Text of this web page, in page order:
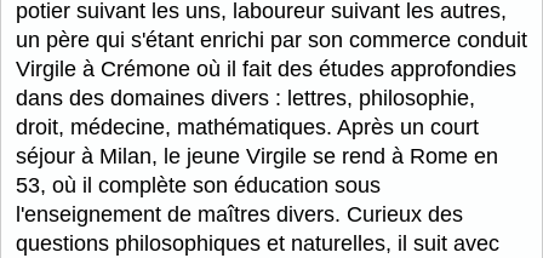
potier suivant les uns, laboureur suivant les autres,
un père qui s'étant enrichi par son commerce conduit
Virgile à Crémone où il fait des études approfondies
dans des domaines divers : lettres, philosophie,
droit, médecine, mathématiques. Après un court
séjour à Milan, le jeune Virgile se rend à Rome en
53, où il complète son éducation sous
l'enseignement de maîtres divers. Curieux des
questions philosophiques et naturelles, il suit avec